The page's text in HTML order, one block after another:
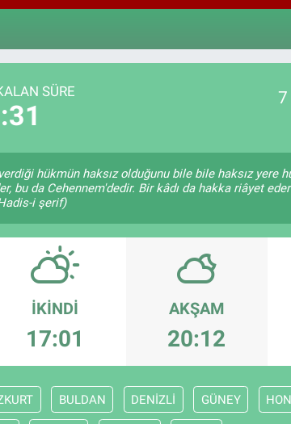
SÜRE
hükmün haksız olduğunu bile bile haksız yere
bu da Cehennem'dedir. Bir kâdı da hakka riâyet
i şerif)
İKINDI
17:01
AKŞAM
20:12
BULDAN DENİZLİ GÜNEY